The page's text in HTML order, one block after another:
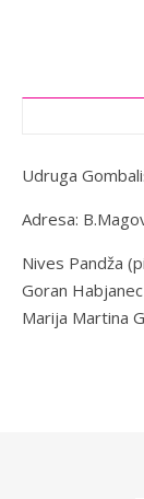
Udruga
Adresa:
Nives Pandža
Goran
Marija Martina